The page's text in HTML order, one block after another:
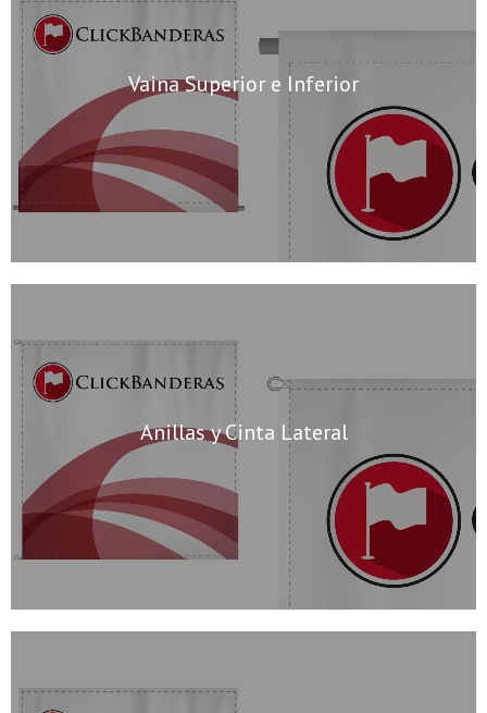
Vaina Superior e Inferior
Anillas y Cinta Lateral